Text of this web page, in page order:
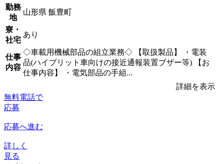
勤務
地
山形県 飯豊町
寮・
社宅
あり
仕事
内容
◇車載用機械部品の組立業務◇ 【取扱製品】 ・電装
品(ハイブリット車向けの接近通報装置ブザー等) 【お
仕事内容】 ・電気部品の手組...
詳細を表示
無料電話で
応募
応募へ進む
詳しく
見る